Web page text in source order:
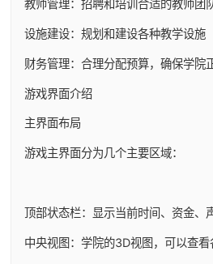
教师管理：招聘和培训合适的教师团
设施建设：规划和建设各种教学设施
财务管理：合理分配预算，确保学院
游戏界面介绍
主界面布局
游戏主界面分为几个主要区域：
顶部状态栏：显示当前时间、资金、
中央视图：学院的3D视图，可以查看